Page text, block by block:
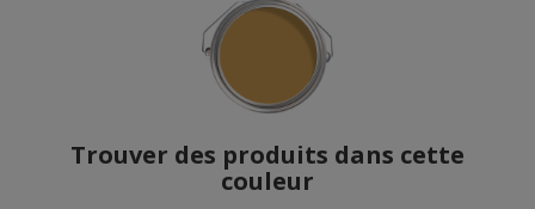
Trouver des produits dans cette
couleur